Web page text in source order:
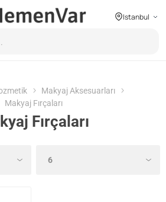
Istanbul
Makyaj Aksesuarları
Makyaj Fırçaları
Fırçaları